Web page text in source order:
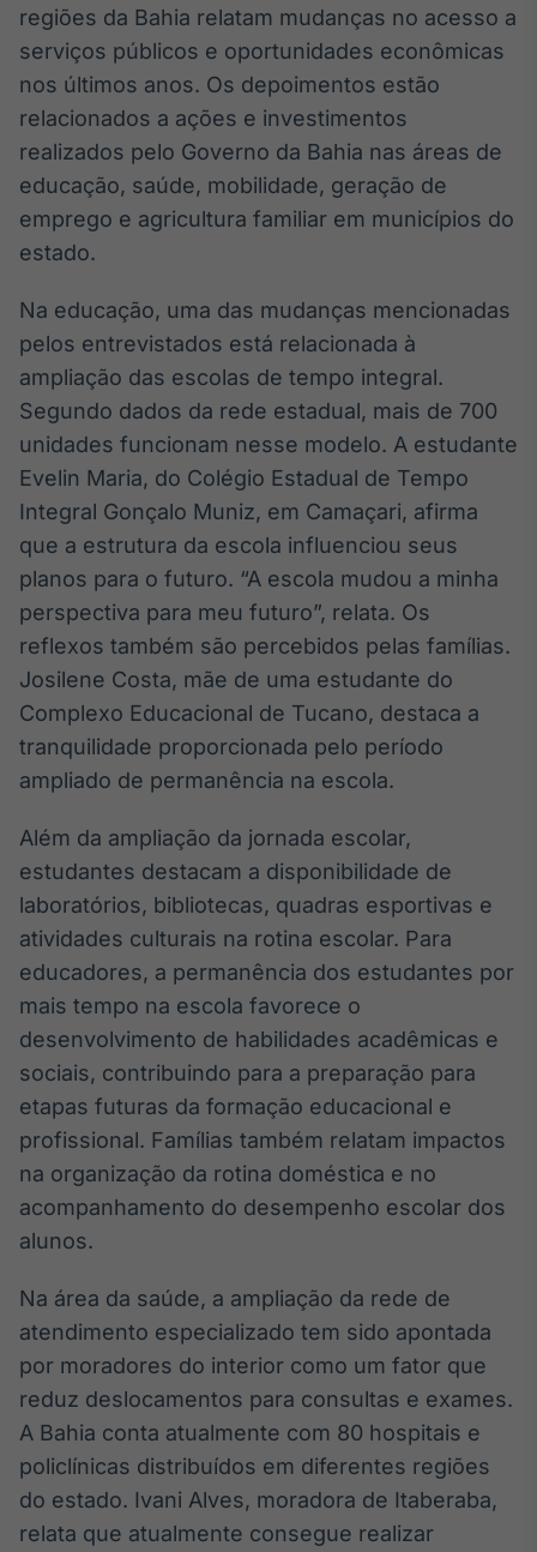
APIs para
integração de
conteúdos e
Broadcast
Ticker
Cotações e
headlines de
Broadcast
Widgets
Componentes
para conteúdos e
funcionalidades
Broadcast
Wallboard
Conteúdos e
dados para
Broadcast
conteúdos
noticiosos
Soluções de
Broadcast
Radar
Monitoramento
inteligente de
notícias e
conteúdos
Broadcast
Fundos
A melhor
plataforma para
analisar fundos
de investimento
no Brasil
IA
BroadFast
Em breve
regiões da Bahia relatam mudanças no acesso a
serviços públicos e oportunidades econômicas
nos últimos anos. Os depoimentos estão
relacionados a ações e investimentos
realizados pelo Governo da Bahia nas áreas de
educação, saúde, mobilidade, geração de
emprego e agricultura familiar em municípios do
estado.
Na educação, uma das mudanças mencionadas
pelos entrevistados está relacionada à
ampliação das escolas de tempo integral.
Segundo dados da rede estadual, mais de 700
unidades funcionam nesse modelo. A estudante
Evelin Maria, do Colégio Estadual de Tempo
Integral Gonçalo Muniz, em Camaçari, afirma
que a estrutura da escola influenciou seus
planos para o futuro. “A escola mudou a minha
perspectiva para meu futuro”, relata. Os
reflexos também são percebidos pelas famílias.
Josilene Costa, mãe de uma estudante do
Complexo Educacional de Tucano, destaca a
tranquilidade proporcionada pelo período
ampliado de permanência na escola.
Além da ampliação da jornada escolar,
estudantes destacam a disponibilidade de
laboratórios, bibliotecas, quadras esportivas e
atividades culturais na rotina escolar. Para
educadores, a permanência dos estudantes por
mais tempo na escola favorece o
desenvolvimento de habilidades acadêmicas e
sociais, contribuindo para a preparação para
etapas futuras da formação educacional e
profissional. Famílias também relatam impactos
na organização da rotina doméstica e no
acompanhamento do desempenho escolar dos
alunos.
Na área da saúde, a ampliação da rede de
atendimento especializado tem sido apontada
por moradores do interior como um fator que
reduz deslocamentos para consultas e exames.
A Bahia conta atualmente com 80 hospitais e
policlínicas distribuídos em diferentes regiões
do estado. Ivani Alves, moradora de Itaberaba,
relata que atualmente consegue realizar